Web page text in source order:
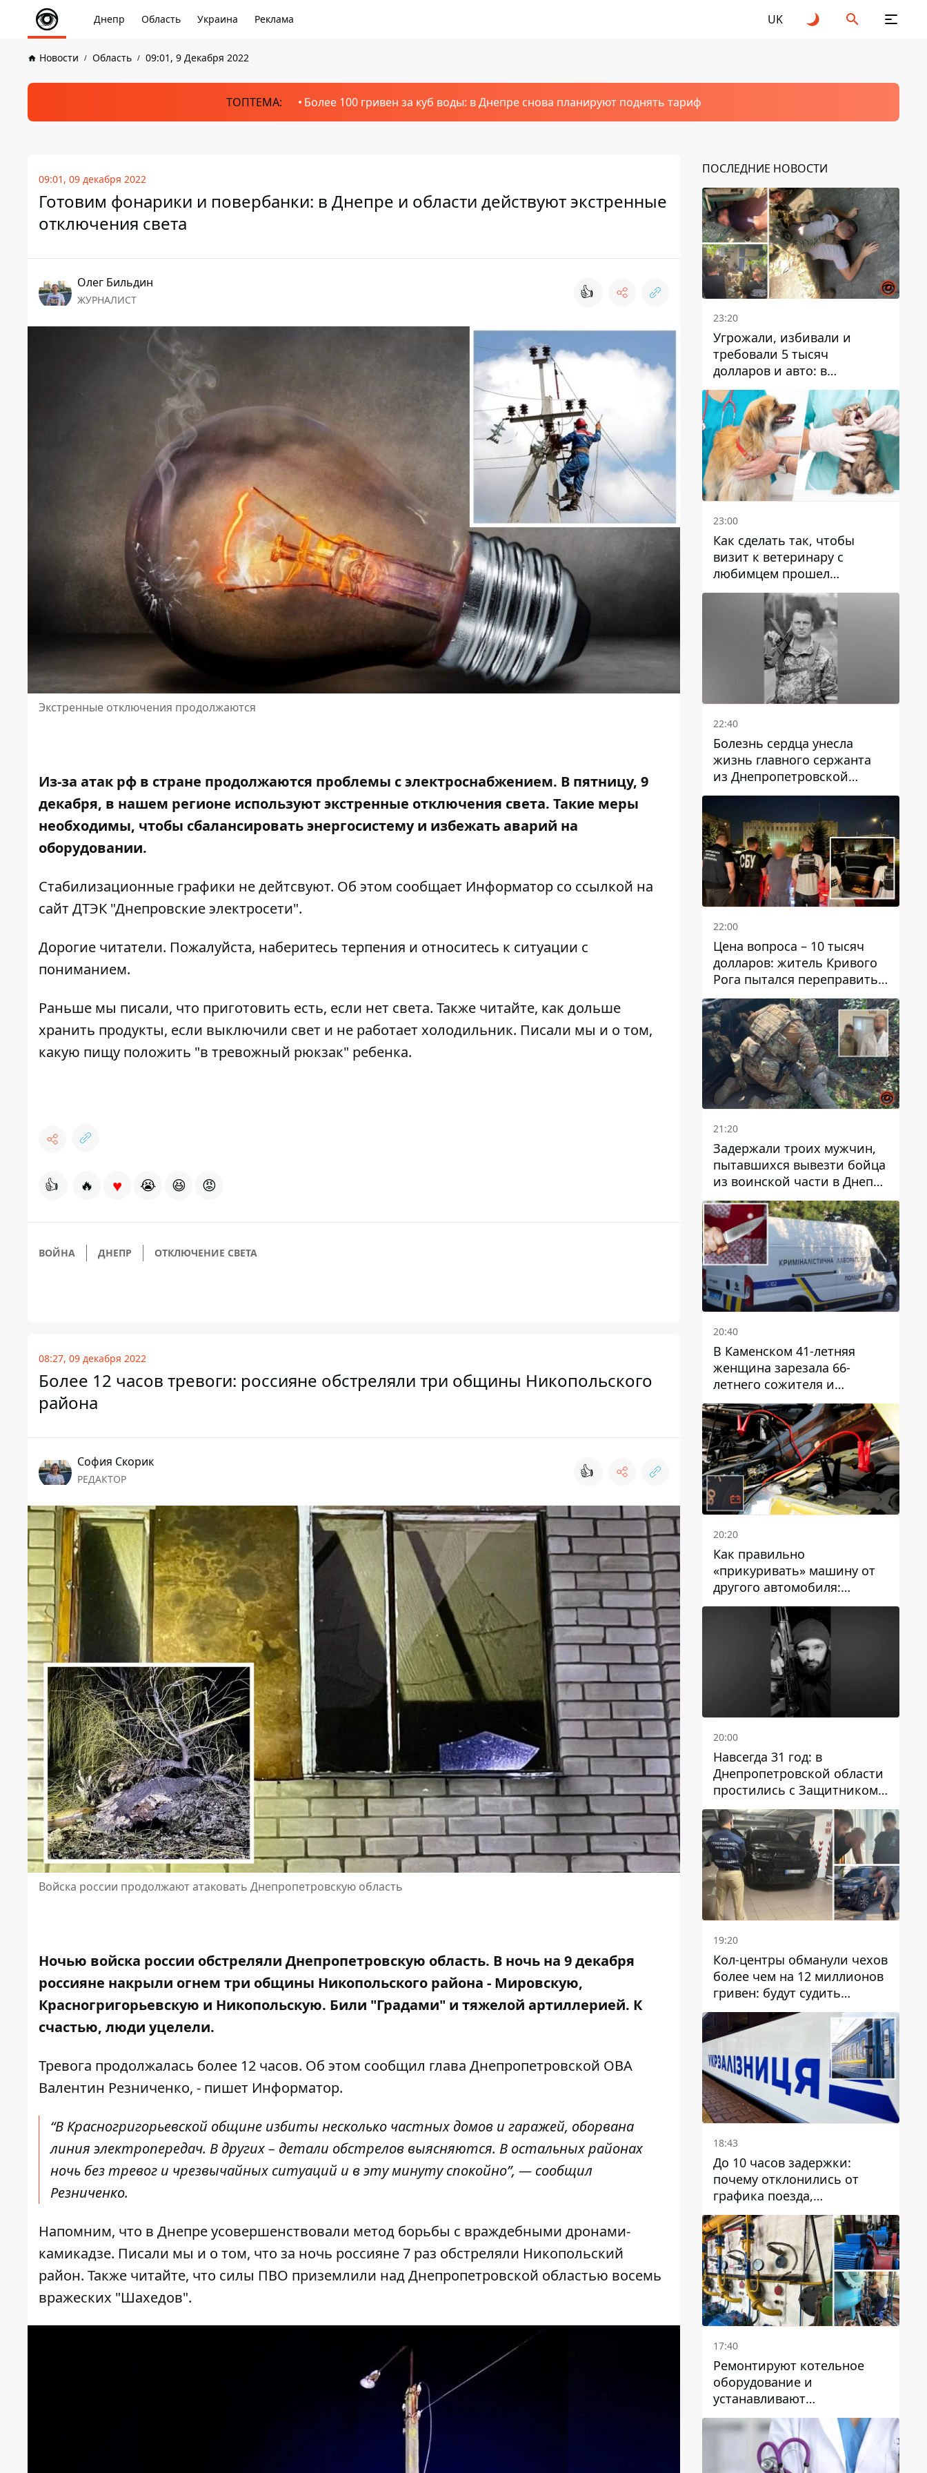
Днепр Область Украина Реклама UK
Новости Область 09:01, 9 Декабря 2022
ТОПТЕМА: Более 100 гривен за куб воды: в Днепре снова планируют поднять тариф
09:01, 09 декабря 2022
Готовим фонарики и повербанки: в Днепре и области действуют экстренные
отключения света
Олег Бильдин
ЖУРНАЛИСТ 👍
Экстренные отключения продолжаются
Из-за атак рф в стране продолжаются проблемы с электроснабжением. В пятницу, 9
декабря, в нашем регионе используют экстренные отключения света. Такие меры
необходимы, чтобы сбалансировать энергосистему и избежать аварий на
оборудовании.
Стабилизационные графики не дейтсвуют. Об этом сообщает Информатор со ссылкой на
сайт ДТЭК "Днепровские электросети".
Дорогие читатели. Пожалуйста, наберитесь терпения и относитесь к ситуации с
пониманием.
Раньше мы писали, что приготовить есть, если нет света. Также читайте, как дольше
хранить продукты, если выключили свет и не работает холодильник. Писали мы и о том,
какую пищу положить "в тревожный рюкзак" ребенка.
👍 🔥 ♥ 😭 😆 😡
ВОЙНА ДНЕПР ОТКЛЮЧЕНИЕ СВЕТА
08:27, 09 декабря 2022
Более 12 часов тревоги: россияне обстреляли три общины Никопольского
района
София Скорик
РЕДАКТОР 👍
Войска россии продолжают атаковать Днепропетровскую область
Ночью войска россии обстреляли Днепропетровскую область. В ночь на 9 декабря
россияне накрыли огнем три общины Никопольского района - Мировскую,
Красногригорьевскую и Никопольскую. Били "Градами" и тяжелой артиллерией. К
счастью, люди уцелели.
Тревога продолжалась более 12 часов. Об этом сообщил глава Днепропетровской ОВА
Валентин Резниченко, - пишет Информатор.
“В Красногригорьевской общине избиты несколько частных домов и гаражей, оборвана
линия электропередач. В других – детали обстрелов выясняются. В остальных районах
ночь без тревог и чрезвычайных ситуаций и в эту минуту спокойно”, — сообщил
Резниченко.
Напомним, что в Днепреусовершенствовали метод борьбы с враждебными дронами-
камикадзе. Писали мы и о том, что за ночь россияне7 раз обстреляли Никопольский
район. Также читайте, что силы ПВО приземлили над Днепропетровской областью восемь
вражеских "Шахедов".
ПОСЛЕДНИЕ НОВОСТИ
23:20
Угрожали, избивали и
требовали 5 тысяч
долларов и авто: в
Павлограде задержали двух
мужчин
23:00
Как сделать так, чтобы
визит к ветеринару с
любимцем прошел
спокойно: простые советы
22:40
Болезнь сердца унесла
жизнь главного сержанта
из Днепропетровской
области Юрия Свистуна
22:00
Цена вопроса – 10 тысяч
долларов: житель Кривого
Рога пытался переправить
мужчину в Словакию
21:20
Задержали троих мужчин,
пытавшихся вывезти бойца
из воинской части в Днепр
за 7 тысяч долларов: среди
них был врач
20:40
В Каменском 41-летняя
женщина зарезала 66-
летнего сожителя и
пыталась обмануть
полицейских
20:20
Как правильно
«прикуривать» машину от
другого автомобиля:
инструкция для водителей
20:00
Навсегда 31 год: в
Днепропетровской области
простились с Защитником
Александром Репиным
19:20
Кол-центры обманули чехов
более чем на 12 миллионов
гривен: будут судить
днепрянина,
организовавшего
транснациональную
преступную организацию
18:43
До 10 часов задержки:
почему отклонились от
графика поезда,
курсирующие через Днепр
и область
17:40
Ремонтируют котельное
оборудование и
устанавливают
генераторные установки:
как в Днепре готовятся к
отопительному сезону